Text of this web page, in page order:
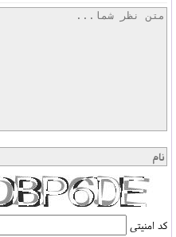
کد امنیتی